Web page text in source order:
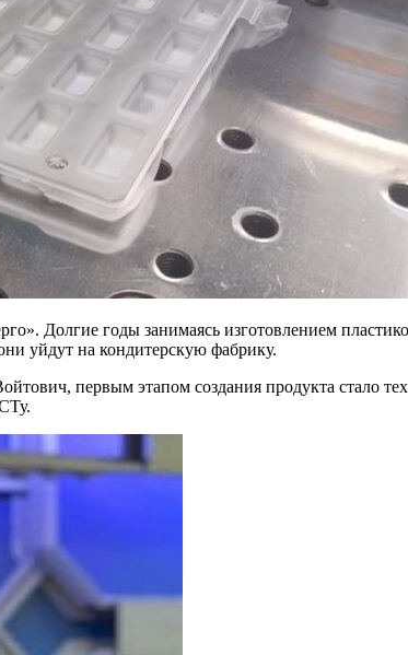
Долгие годы занимаясь изготовлением
уйдут на кондитерскую фабрику.
первым этапом создания продукта стало